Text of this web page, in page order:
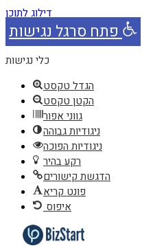
דילוג לתוכן
פתח סרגל נגישות
כלי נגישות
הגדל טקסט
הקטן טקסט
גווני אפור
ניגודיות גבוהה
ניגודיות הפוכה
רקע בהיר
הדגשת קישורים
פונט קריא
איפוס